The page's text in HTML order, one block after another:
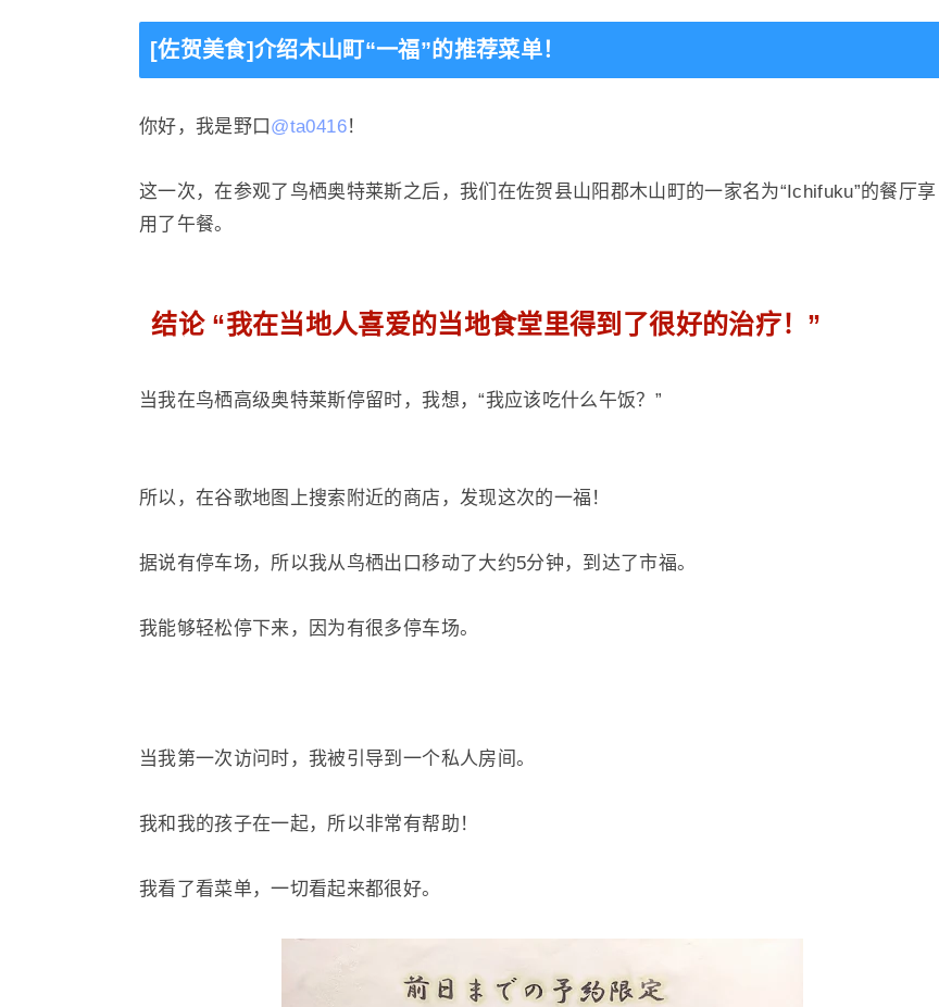
[佐贺美食]介绍木山町“一福”的推荐菜单！
你好，我是野口 @ta0416！
这一次，在参观了鸟栖奥特莱斯之后，我们在佐贺县山阳郡木山町的一家名为“Ichifuku”的餐厅享
用了午餐。
结论 “我在当地人喜爱的当地食堂里得到了很好的治疗！”
当我在鸟栖高级奥特莱斯停留时，我想，“我应该吃什么午饭？”
所以，在谷歌地图上搜索附近的商店，发现这次的一福！
据说有停车场，所以我从鸟栖出口移动了大约5分钟，到达了市福。
我能够轻松停下来，因为有很多停车场。
当我第一次访问时，我被引导到一个私人房间。
我和我的孩子在一起，所以非常有帮助！
我看了看菜单，一切看起来都很好。